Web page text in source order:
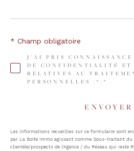
J'AI PRIS
DE CONFIDENTIALITÉ ET
RELATIVES AU
PERSONNELLES (*)*
* Champ obligatoire
ENVOYER
Les informations recueillies sur ce formulaire sont
par La Boite Immo agissant comme Sous-traitant
clientèle/prospects de l'Agence / du Réseau qui reste